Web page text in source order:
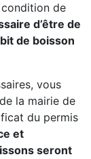
condition de
d’être de
de boisson
vous
la mairie de
du permis
et
seront